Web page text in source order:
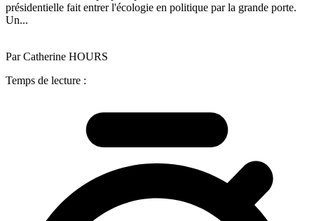
présidentielle fait entrer l'écologie en politique par la grande porte.
Un...
Par Catherine HOURS
Temps de lecture :